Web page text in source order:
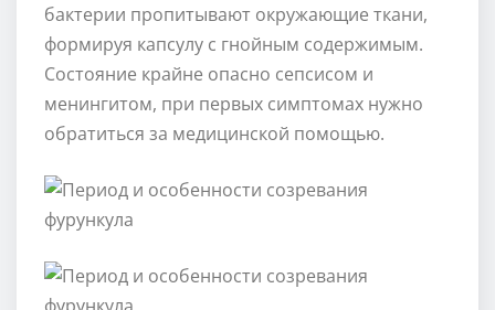
бактерии пропитывают окружающие ткани,
формируя капсулу с гнойным содержимым.
Состояние крайне опасно сепсисом и
менингитом, при первых симптомах нужно
обратиться за медицинской помощью.